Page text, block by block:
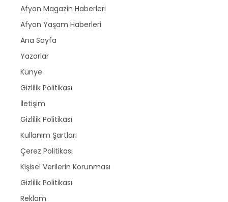
Afyon Magazin Haberleri
Afyon Yaşam Haberleri
Ana Sayfa
Yazarlar
Künye
Gizlilik Politikası
İletişim
Gizlilik Politikası
Kullanım Şartları
Çerez Politikası
Kişisel Verilerin Korunması
Gizlilik Politikası
Reklam